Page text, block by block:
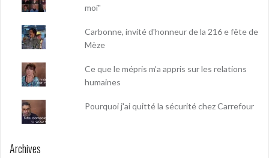
moi"
Carbonne, invité d'honneur de la 216 e fête de
Mèze
Ce que le mépris m’a appris sur les relations
humaines
Pourquoi j'ai quitté la sécurité chez Carrefour
Archives